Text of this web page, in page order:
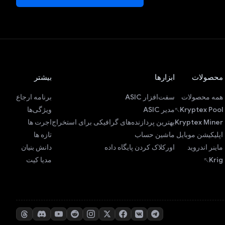
محصولات
همه محصولات
Kryptex Pool
Kryptex Miner
اپلیکیشن موبایل
ماینر اندروید
Krig
ابزارها
سفت‌افزار ASIC
مدیر ASIC
بهترین پردازنده‌های گرافیکی برای استخراج
ماشین حساب
اورکلاک کردن پایگاه داده
بیشتر
برنامه ارجاع
ویژگی‌ها
اجرت ها
تازه ها
دانش بنیان
مدیا کیت